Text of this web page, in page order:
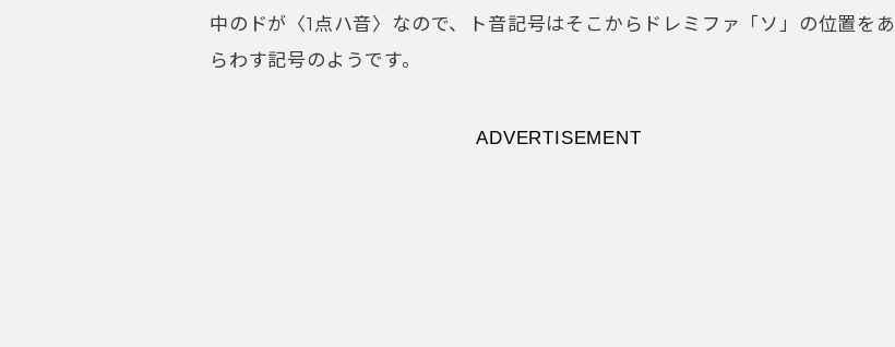
中のドが〈1点ハ音〉なので、ト音記号はそこからドレミファ「ソ」の位置をあ
らわす記号のようです。